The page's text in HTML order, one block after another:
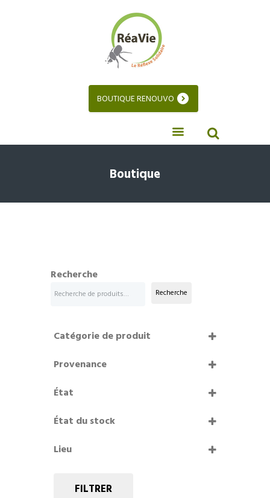
BOUTIQUE RENOUVO
Boutique
Recherche
Recherche
Catégorie de produit
Provenance
État
Etat correct
État du stock
Lieu
Résidence Bagnolet II
FILTRER